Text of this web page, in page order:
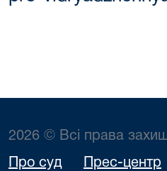
2026 © Всі права
Про суд Прес-центр